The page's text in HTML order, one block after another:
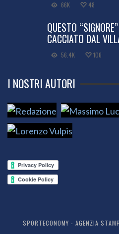
66K 48
QUESTO
CACCIATO DAL
56.4K 106
I NOSTRI AUTORI
SPORTECONOMY - AGENZIA